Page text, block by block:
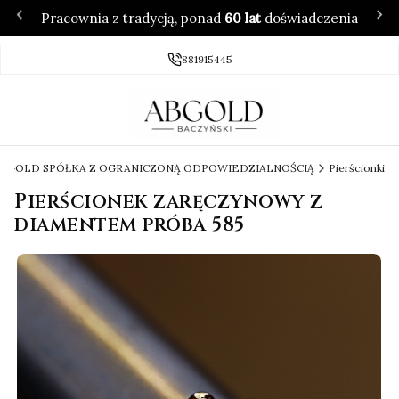
Pracownia z tradycją, ponad 60 latdoświadczenia
881915445
SPÓŁKA Z OGRANICZONĄ ODPOWIEDZIALNOŚCIĄ Pierścionki
Pierścionek zaręczynowy z
diamentem próba 585